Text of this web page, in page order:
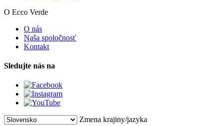
O Ecco Verde
O nás
Naša spoločnosť
Kontakt
Sledujte nás na
Zmena krajiny/jazyka